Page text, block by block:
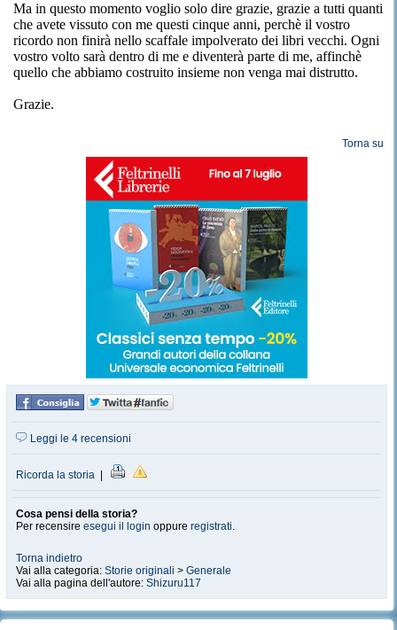
Ma in questo momento voglio solo dire grazie, grazie a tutti quanti
che avete vissuto con me questi cinque anni, perchè il vostro
ricordo non finirà nello scaffale impolverato dei libri vecchi. Ogni
vostro volto sarà dentro di me e diventerà parte di me, affinchè
quello che abbiamo costruito insieme non venga mai distrutto.
Grazie.
Torna su
Leggi le 4 recensioni
Ricorda la storia
Cosa pensi della storia?
Per recensire esegui il login oppure registrati.
Torna indietro
Vai alla categoria: Storie originali > Generale
Vai alla pagina dell'autore: Shizuru117